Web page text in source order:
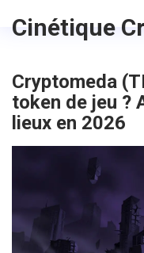
Cinétique
Cryptomeda
token de jeu ?
lieux en 2026